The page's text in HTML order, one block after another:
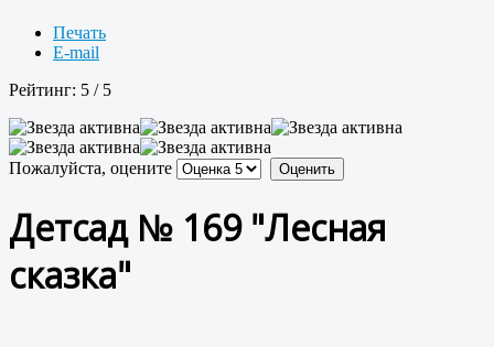
Печать
E-mail
Рейтинг: 5 / 5
Пожалуйста, оцените
Детсад № 169 "Лесная
сказка"